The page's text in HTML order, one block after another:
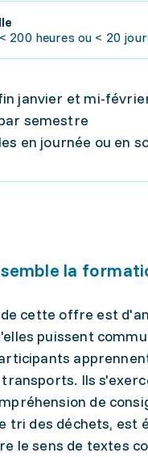
200 heures ou < 20
janvier et mi-
semestre
en journée ou en
la
cette offre est
puissent
Ils
de
tri des déchets, est
le sens de textes